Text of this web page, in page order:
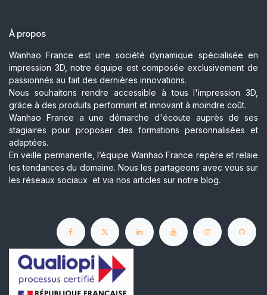
À propos
Wanhao France est une société dynamique spécialisée en
impression 3D, notre équipe est composée exclusivement de
passionnés au fait des dernières innovations.
Nous souhaitons rendre accessible à tous l'impression 3D,
grâce à des produits performant et innovant à moindre coût.
Wanhao France a une démarche d'écoute auprès de ses
stagiaires pour proposer des formations personnalisées et
adaptées.
En veille permanente, l’équipe Wanhao France repère et relaie
les tendances du domaine. Nous les partageons avec vous sur
les réseaux sociaux et via nos articles sur notre blog.